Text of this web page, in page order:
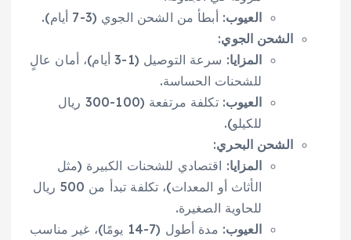
العيوب: أبطأ من الشحن الجوي (3-7 أيام).
الشحن الجوي:
المزايا
: سرعة التوصيل (1-3 أيام)، أمان عالٍ
للشحنات الحساسة.
العيوب
: تكلفة مرتفعة (100-300 ريال
للكيلو).
الشحن البحري:
المزايا: اقتصادي للشحنات الكبيرة (مثل
الأثاث أو المعدات)، تكلفة تبدأ من 500 ريال
للحاوية الصغيرة.
العيوب
: مدة أطول (7-14 يومًا)، غير مناسب